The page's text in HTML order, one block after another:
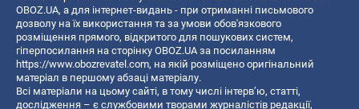
OBOZ.UA, а для інтернет-видань - при отриманні письмового
дозволу на їх використання та за умови обов'язкового
розміщення прямого, відкритого для пошукових систем,
гіперпосилання на сторінку OBOZ.UA за посиланням
https://www.obozrevatel.com, на якій розміщено оригінальний
матеріал в першому абзаці матеріалу.
Всі матеріали на цьому сайті, в тому числі інтерв’ю, статті,
дослідження – є службовими творами журналістів редакції,